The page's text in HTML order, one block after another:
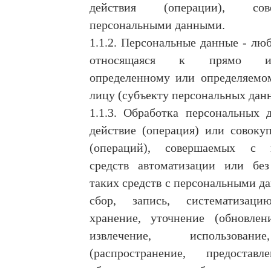
действия (операции),
персональными данными.
1.1.2. Персональные данные -
относящаяся к прямо
определенному или
лицу (субъекту персональных
1.1.3. Обработка
действие (операция) или
(операций), совершаемых с
средств автоматизации или
таких средств с персональными
сбор, запись,
хранение, уточнение
извлечение,
(распространение,